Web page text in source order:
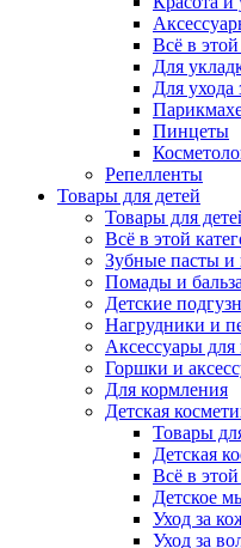
Всё в
Для
Для ухода
Пинцеты
Репелленты
Товары для детей
Товары для
Всё в этой
Зубные пасты и
Помады и
Детские
Нагрудники и
Аксессуары
Горшки и
Для кормления
Детская
Товары
Детская
Всё в
Детское
Уход за
Уход за